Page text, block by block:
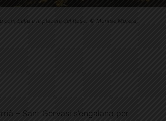
com balla a la placeta del Roser © Montse Morera
– Sant Gervasi s’engalana per